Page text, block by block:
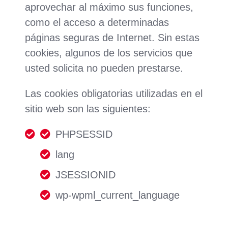
aprovechar al máximo sus funciones,
como el acceso a determinadas
páginas seguras de Internet. Sin estas
cookies, algunos de los servicios que
usted solicita no pueden prestarse.
Las cookies obligatorias utilizadas en el
sitio web son las siguientes:
PHPSESSID
lang
JSESSIONID
wp-wpml_current_language